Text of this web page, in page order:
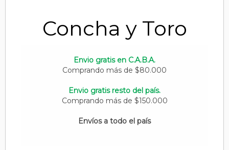
Concha y Toro
Envio gratis en C.A.B.A.
Comprando más de $80.000
Envio gratis resto del país.
Comprando más de $150.000
Envíos a todo el país